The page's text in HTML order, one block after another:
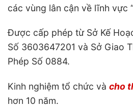
các vùng lân cận về lĩnh vực
Được cấp phép từ Sở Kế
Số 3603647201 và Sở Giao
Phép Số 0884.
Kinh nghiệm tổ chức và cho
hơn 10 năm.